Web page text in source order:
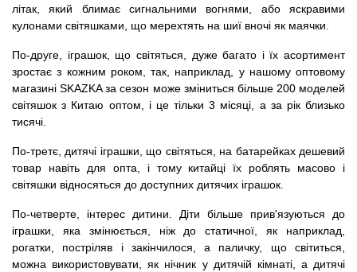
літак, який блимає сигнальними вогнями, або яскравими
кулонами світяшками, що мерехтять на шиї вночі як маячки.
По-друге, іграшок, що світяться, дуже багато і їх асортимент
зростає з кожним роком, так, наприклад, у нашому оптовому
магазині SKAZKA за сезон може зміниться більше 200 моделей
світяшок з Китаю оптом, і це тільки 3 місяці, а за рік близько
тисячі.
По-третє, дитячі іграшки, що світяться, на батарейках дешевий
товар навіть для опта, і тому китайці їх роблять масово і
світяшки відносяться до доступних дитячих іграшок.
По-четверте, інтерес дитини. Діти більше прив'язуються до
іграшки, яка змінюється, ніж до статичної, як наприклад,
рогатки, постріляв і закінчилося, а паличку, що світиться,
можна використовувати, як нічник у дитячій кімнаті, а дитячі